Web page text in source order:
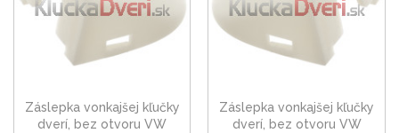
Záslepka vonkajšej kľučky
dverí, bez otvoru VW
Záslepka vonkajšej kľučky
dverí, bez otvoru VW